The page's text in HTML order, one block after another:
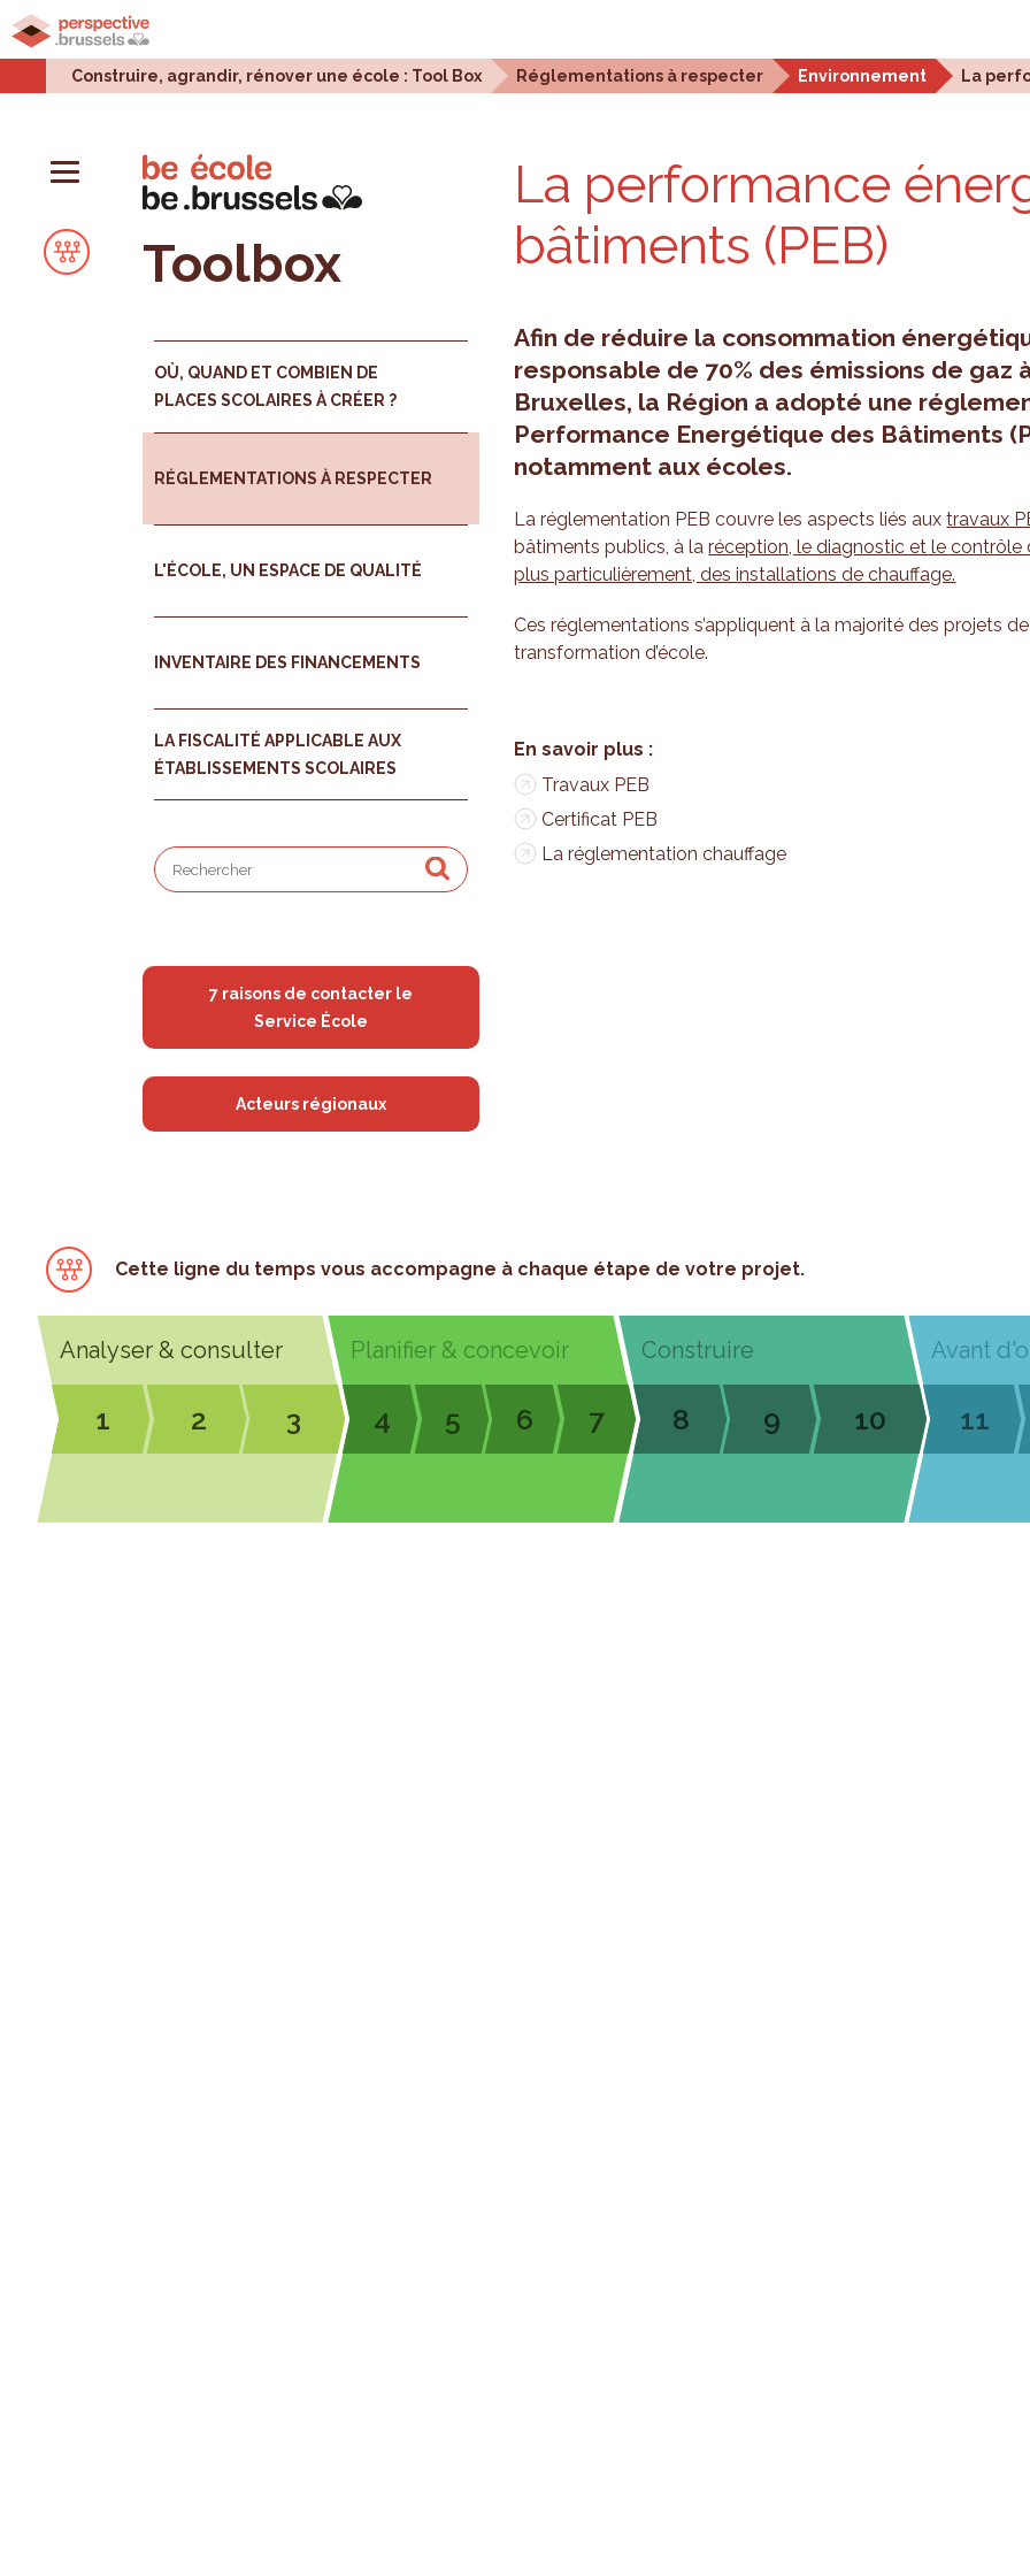
Accueil Projets urbains
Construire, agrandir, rénover une école : Tool Box Réglementations à respecter Environnement La
Toolbox
OÙ, QUAND ET COMBIEN DE
PLACES SCOLAIRES À CRÉER ?
RÉGLEMENTATIONS À RESPECTER
L'ÉCOLE, UN ESPACE DE QUALITÉ
INVENTAIRE DES FINANCEMENTS
LA FISCALITÉ APPLICABLE AUX
ÉTABLISSEMENTS SCOLAIRES
7 raisons de contacter le
Service École
Acteurs régionaux
La per­for­mance
bâti­ments (PEB)
Afin de réduire la consommation
responsable de 70% des émissions de gaz
Bruxelles, la Région a adopté une
Performance Energétique des Bâtiments
notamment aux écoles.
La réglementation PEB couvre les aspects liés auxtravaux
bâtiments publics, à laréception, le diagnostic et le contrôle
plus particulièrement, des installations de chauffage.
Ces réglementations s’appliquent à la majorité des projets
transformation d’école.
Travaux PEB
Certificat PEB
La réglementation chauffage
Cette ligne du temps vous accompagne à chaque étape de votre projet.
Analyser & consulter
1 2 3
Planifier & concevoir
4 5 6 7
Construire
8 9 10
Avant
11